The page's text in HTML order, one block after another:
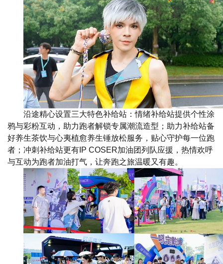
沿途精心设置三大特色补给站：情绪补给站提供个性涂
鸦与彩粉互动，助力跑者解锁专属潮流造型；助力补给站备
好养生茶饮与心夷植愈养生锤放松服务，贴心守护每一位跑
者；冲刺补给站更有IP COSER加油团列队应援，热情欢呼
与互动为跑者加油打气，让奔跑之旅温暖又有趣。